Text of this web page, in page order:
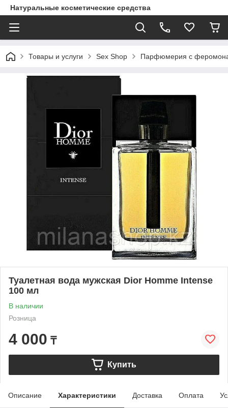
Натуральные косметические средства
Товары и услуги Sex Shop Парфюмерия с
Туалетная вода мужская Dior Homme Intense
100 мл
В наличии
Розница
4 000 ₸
Купить
Описание Характеристики Доставка Оплата